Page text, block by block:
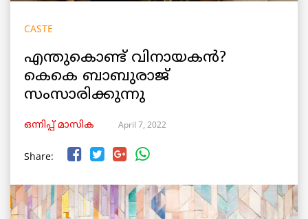
CASTE
എന്തുകൊണ്ട് വിനായകൻ?
കെകെ ബാബുരാജ്
സംസാരിക്കുന്നു
ഒന്നിപ്പ് മാസിക April 7, 2022
Share: